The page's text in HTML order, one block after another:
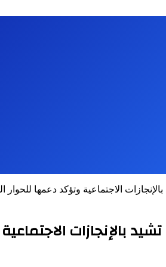
الاجتماعية وتؤكد دعمها للحوار
بالإنجازات